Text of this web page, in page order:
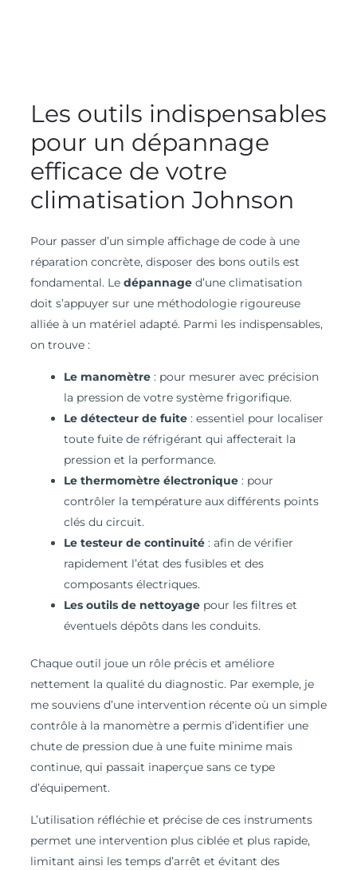
Les outils indispensables
pour un dépannage
efficace de votre
climatisation Johnson
Pour passer d’un simple affichage de code à une
réparation concrète, disposer des bons outils est
fondamental. Le dépannaged’une climatisation
doit s’appuyer sur une méthodologie rigoureuse
alliée à un matériel adapté. Parmi les indispensables,
on trouve :
Le manomètre: pour mesurer avec précision
la pression de votre système frigorifique.
Le détecteur de fuite: essentiel pour localiser
toute fuite de réfrigérant qui affecterait la
pression et la performance.
Le thermomètre électronique: pour
contrôler la température aux différents points
clés du circuit.
Le testeur de continuité: afin de vérifier
rapidement l’état des fusibles et des
composants électriques.
Les outils de nettoyagepour les filtres et
éventuels dépôts dans les conduits.
Chaque outil joue un rôle précis et améliore
nettement la qualité du diagnostic. Par exemple, je
me souviens d’une intervention récente où un simple
contrôle à la manomètre a permis d’identifier une
chute de pression due à une fuite minime mais
continue, qui passait inaperçue sans ce type
d’équipement.
L’utilisation réfléchie et précise de ces instruments
permet une intervention plus ciblée et plus rapide,
limitant ainsi les temps d’arrêt et évitant des